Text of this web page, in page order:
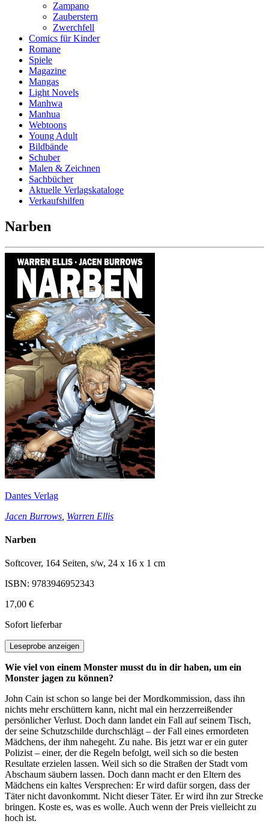
Zampano
Zauberstern
Zwerchfell
Comics für Kinder
Romane
Spiele
Magazine
Mangas
Light Novels
Manhwa
Manhua
Webtoons
Young Adult
Bildbände
Schuber
Malen & Zeichnen
Sachbücher
Aktuelle Verlagskataloge
Verkaufshilfen
Narben
Dantes Verlag
Jacen Burrows Warren Ellis
Narben
Softcover, 164 Seiten, s/w, 24 x 16 x 1 cm
ISBN: 9783946952343
17,00 €
Sofort lieferbar
Leseprobe anzeigen
Wie viel von einem Monster musst du in dir haben, um ein
Monster jagen zu können?
John Cain ist schon so lange bei der Mordkommission, dass ihn
nichts mehr erschüttern kann, nicht mal ein herzzerreißender
persönlicher Verlust. Doch dann landet ein Fall auf seinem Tisch,
der seine Schutzschilde durchschlägt – der Fall eines ermordeten
Mädchens, der ihm nahegeht. Zu nahe. Bis jetzt war er ein guter
Polizist – einer, der die Regeln befolgt, weil sich so die besten
Resultate erzielen lassen. Weil sich so die Straßen der Stadt vom
Abschaum säubern lassen. Doch dann macht er den Eltern des
Mädchens ein kaltes Versprechen: Er wird dafür sorgen, dass der
Täter nicht davonkommt. Nicht dieser Täter. Er wird ihn zur Strecke
bringen. Koste es, was es wolle. Auch wenn der Preis vielleicht zu
hoch ist.